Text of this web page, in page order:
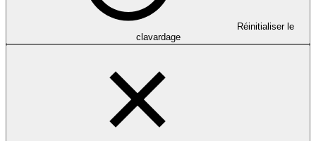
Réinitialiser le
clavardage